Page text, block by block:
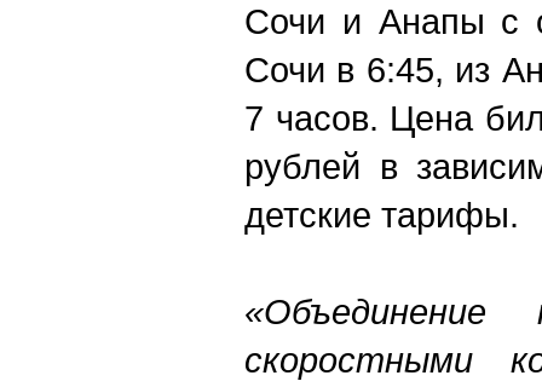
Сочи и Анапы с
Сочи в 6:45, из
7 часов. Цена
рублей в
детские тарифы.
скоростными